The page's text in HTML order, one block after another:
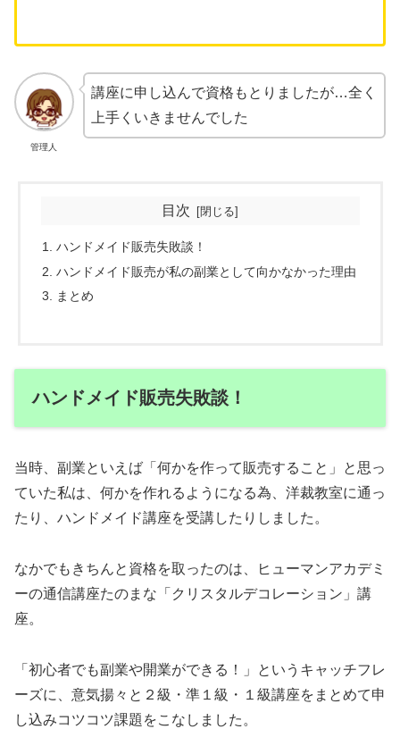
管理人
講座に申し込んで資格もとりましたが…全く
上手くいきませんでした
目次
ハンドメイド販売失敗談！
ハンドメイド販売が私の副業として向かなかった理由
まとめ
ハンドメイド販売失敗談！
当時、副業といえば「何かを作って販売すること」と思っ
ていた私は、何かを作れるようになる為、洋裁教室に通っ
たり、ハンドメイド講座を受講したりしました。
なかでもきちんと資格を取ったのは、ヒューマンアカデミ
ーの通信講座たのまな「クリスタルデコレーション」講
座。
「初心者でも副業や開業ができる！」というキャッチフレ
ーズに、意気揚々と２級・準１級・１級講座をまとめて申
し込みコツコツ課題をこなしました。